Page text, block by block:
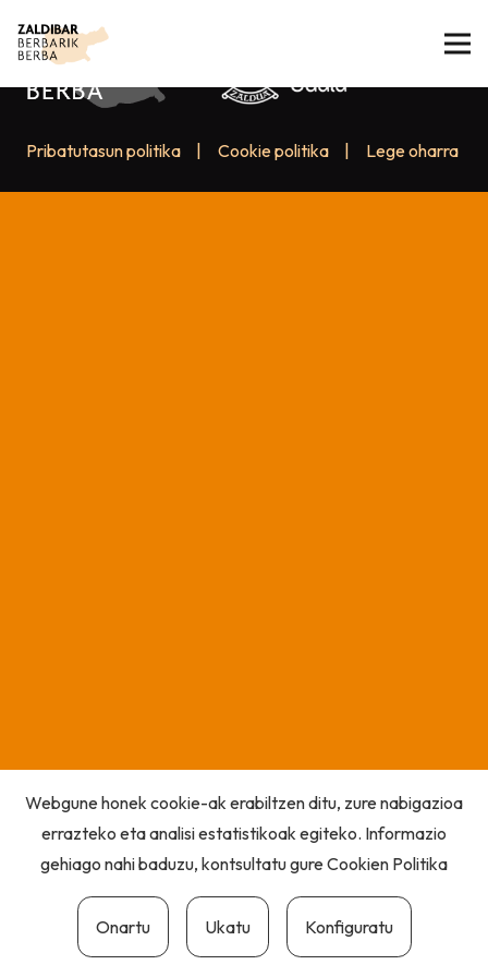
Pribatutasun politika Cookie politika Lege oharra
Webgune honek cookie-ak erabiltzen ditu, zure nabigazioa
errazteko eta analisi estatistikoak egiteko. Informazio
gehiago nahi baduzu, kontsultatu gureCookien Politika
Onartu Ukatu Konfiguratu